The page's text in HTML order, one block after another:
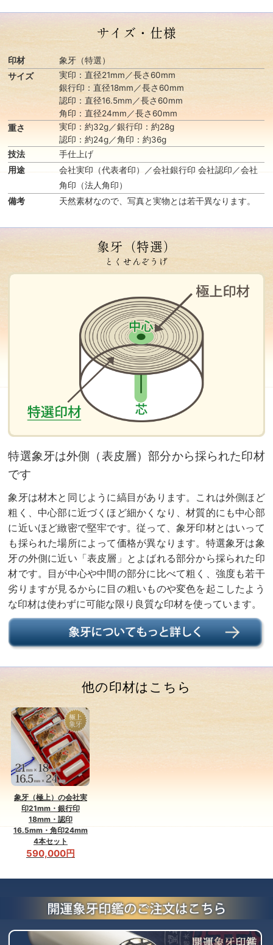
サイズ・仕様
印材
象牙（特選）
サイズ
実印：直径21mm／長さ60mm
銀行印：直径18mm／長さ60mm
認印：直径16.5mm／長さ60mm
角印：直径24mm／長さ60mm
重さ
実印：約32g／銀行印：約28g
認印：約24g／角印：約36g
技法
手仕上げ
用途
会社実印（代表者印）／会社銀行印 会社認印／会社
角印（法人角印）
備考
天然素材なので、写真と実物とは若干異なります。
象牙（特選）
とくせんぞうげ
特選象牙は外側（表皮層）部分から採られた印材
です
象牙は材木と同じように縞目があります。これは外側ほど
粗く、中心部に近づくほど細かくなり、材質的にも中心部
に近いほど緻密で堅牢です。従って、象牙印材とはいって
も採られた場所によって価格が異なります。特選象牙は象
牙の外側に近い「表皮層」とよばれる部分から採られた印
材です。目が中心や中間の部分に比べて粗く、強度も若干
劣りますが見るからに目の粗いものや変色を起こしたよう
な印材は使わずに可能な限り良質な印材を使っています。
他の印材はこちら
象牙（極上）の会社実
印21mm・銀行印
18mm・認印
16.5mm・角印24mm
4本セット
590,000円